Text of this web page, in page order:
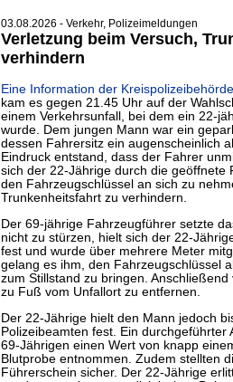
03.08.2026 - Verkehr, Polizeimeldungen
Verletzung beim Versuch,
verhindern
Eine Information der
kam es gegen 21.45 Uhr auf der
einem Verkehrsunfall, bei dem ein 22-
wurde. Dem jungen Mann war ein
dessen Fahrersitz ein augenscheinlich
Eindruck entstand, dass der Fahrer
sich der 22-Jährige durch die geöffnete
den Fahrzeugschlüssel an sich zu
Trunkenheitsfahrt zu verhindern.
Der 69-jährige Fahrzeugführer setzte
nicht zu stürzen, hielt sich der 22-
fest und wurde über mehrere Meter
gelang es ihm, den Fahrzeugschlüssel
zum Stillstand zu bringen.
zu Fuß vom Unfallort zu entfernen.
Der 22-Jährige hielt den Mann jedoch
Polizeibeamten fest. Ein
69-Jährigen einen Wert von knapp
Blutprobe entnommen. Zudem stellten
Führerschein sicher. Der 22-Jährige